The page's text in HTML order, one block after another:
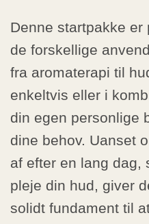
Denne startpakke er
de forskellige
fra aromaterapi til
enkeltvis eller i
din egen personlige
dine behov. Uanset
af efter en lang dag,
pleje din hud, giver
solidt fundament til